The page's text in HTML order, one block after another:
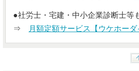
●社労士・宅建・中小企業診断士
⇒
月額定額サービス【ウケホーダ